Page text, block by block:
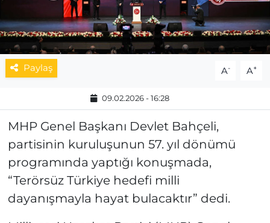
Paylaş A- A+
09.02.2026 - 16:28
MHP Genel Başkanı Devlet Bahçeli,
partisinin kuruluşunun 57. yıl dönümü
programında yaptığı konuşmada,
“Terörsüz Türkiye hedefi milli
dayanışmayla hayat bulacaktır” dedi.